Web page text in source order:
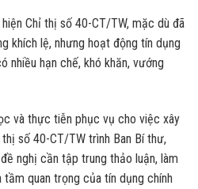
Chỉ thị số 40-CT/TW, mặc dù đã
khích lệ, nhưng hoạt động tín dụng
nhiều hạn chế, khó khăn, vướng
và thực tiễn phục vụ cho việc xây
số 40-CT/TW trình Ban Bí thư,
nghị cần tập trung thảo luận, làm
quan trọng của tín dụng chính